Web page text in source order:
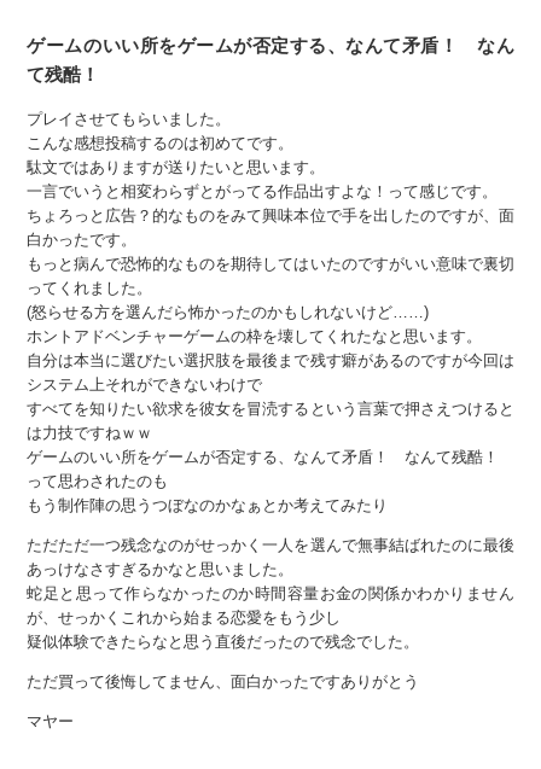
ゲームのいい所をゲームが否定する、なんて矛盾！ なん
て残酷！
プレイさせてもらいました。
こんな感想投稿するのは初めてです。
駄文ではありますが送りたいと思います。
一言でいうと相変わらずとがってる作品出すよな！って感じです。
ちょろっと広告？的なものをみて興味本位で手を出したのですが、面
白かったです。
もっと病んで恐怖的なものを期待してはいたのですがいい意味で裏切
ってくれました。
(怒らせる方を選んだら怖かったのかもしれないけど……)
ホントアドベンチャーゲームの枠を壊してくれたなと思います。
自分は本当に選びたい選択肢を最後まで残す癖があるのですが今回は
システム上それができないわけで
すべてを知りたい欲求を彼女を冒涜するという言葉で押さえつけると
は力技ですねｗｗ
ゲームのいい所をゲームが否定する、なんて矛盾！ なんて残酷！
って思わされたのも
もう制作陣の思うつぼなのかなぁとか考えてみたり
ただただ一つ残念なのがせっかく一人を選んで無事結ばれたのに最後
あっけなさすぎるかなと思いました。
蛇足と思って作らなかったのか時間容量お金の関係かわかりません
が、せっかくこれから始まる恋愛をもう少し
疑似体験できたらなと思う直後だったので残念でした。
ただ買って後悔してません、面白かったですありがとう
マヤー